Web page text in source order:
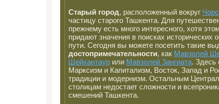
Старый город, расположенный вокруг
частицу старого Ташкента. Для
прежнему есть много интересного, хотя
придают значения в поисках исторических
пути. Сегодня вы можете посетить такие
достопримечательности, как Мавзолей
Шейхантаур или Мавзолей Зангиата.
Марксизм и Капитализм, Восток, Запад и
традиции и модернизм. Остальным
столицам недостает сложности и
смешений Ташкента.